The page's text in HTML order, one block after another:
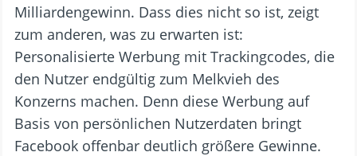
Milliardengewinn. Dass dies nicht so ist, zeigt
zum anderen, was zu erwarten ist:
Personalisierte Werbung mit Trackingcodes, die
den Nutzer endgültig zum Melkvieh des
Konzerns machen. Denn diese Werbung auf
Basis von persönlichen Nutzerdaten bringt
Facebook offenbar deutlich größere Gewinne.